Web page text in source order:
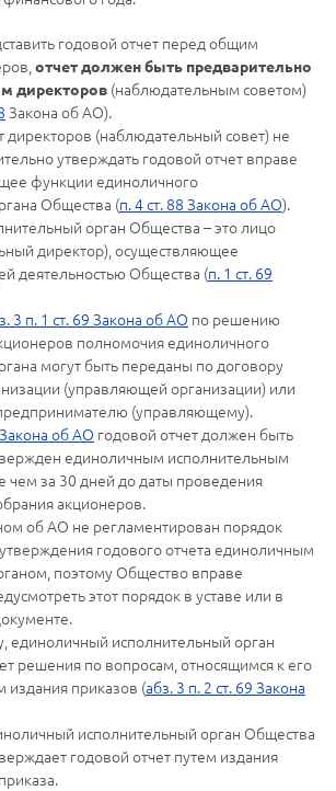
годовой отчет перед общим
отчет должен быть предварительно
директоров (наблюдательным советом)
Закона об АО).
директоров (наблюдательный совет) не
утверждать годовой отчет вправе
функции единоличного
Общества (п. 4 ст. 88 Закона об АО).
орган Общества – это лицо
директор), осуществляющее
деятельностью Общества (п. 1 ст. 69
3 п. 1 ст. 69 Закона об АО по решению
полномочия единоличного
могут быть переданы по договору
(управляющей организации) или
(управляющему).
об АО годовой отчет должен быть
единоличным исполнительным
чем за 30 дней до даты проведения
акционеров.
об АО не регламентирован порядок
годового отчета единоличным
поэтому Общество вправе
этот порядок в уставе или в
единоличный исполнительный орган
решения по вопросам, относящимся к его
издания приказов (абз. 3 п. 2 ст. 69 Закона
исполнительный орган Общества
годовой отчет путем издания